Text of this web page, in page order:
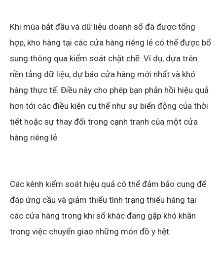
Khi mùa bắt đầu và dữ liệu doanh số đã được tổng
hợp, kho hàng tại các cửa hàng riêng lẻ có thể được bổ
sung thông qua kiểm soát chặt chẽ. Ví dụ, dựa trên
nền tảng dữ liệu, dự báo cửa hàng mới nhất và khó
hàng thực tế. Điều này cho phép bạn phản hồi hiệu quả
hơn tới các điều kiện cụ thể như sự biến động của thời
tiết hoặc sự thay đổi trong cạnh tranh của một cửa
hàng riêng lẻ.
Các kênh kiểm soát hiệu quả có thể đảm bảo cung để
đáp ứng cầu và giảm thiểu tình trạng thiếu hàng tại
các cửa hàng trong khi số khác đang gặp khó khăn
trong việc chuyển giao những món đồ y hệt.